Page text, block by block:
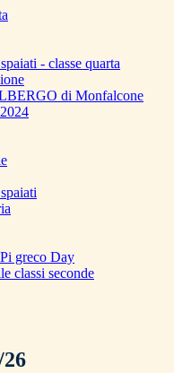
- classe quarta
di Monfalcone
greco Day
classi seconde